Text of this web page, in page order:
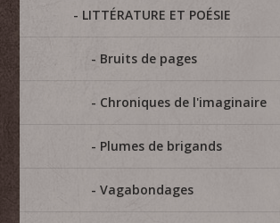
LITTÉRATURE ET POÉSIE
Bruits de pages
Chroniques de l'imaginaire
Plumes de brigands
Vagabondages